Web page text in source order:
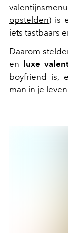
opstelden) is
iets tastbaars
Daarom
en
luxe
boyfriend is,
man in je